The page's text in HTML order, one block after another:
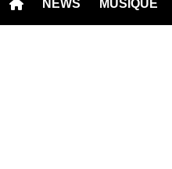
NEWS MUSIQUE